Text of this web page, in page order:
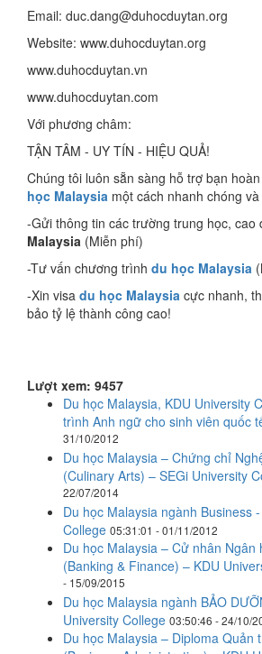
Email: duc.dang@duhocduytan.org
Website: www.duhocduytan.org
www.duhocduytan.vn
www.duhocduytan.com
Với phương châm:
TẬN TÂM - UY TÍN - HIỆU QUẢ!
Chúng tôi luôn sẵn sàng hỗ trợ bạn
học Malaysia một cách nhanh chóng
-Gửi thông tin các trường trung học, cao
Malaysia (Miễn phí)
-Tư vấn chương trình du học Malaysia
-Xin visa du học Malaysia cực nhanh,
bảo tỷ lệ thành công cao!
Lượt xem: 9457
Du học Malaysia, KDU University
trình Anh ngữ cho sinh viên quốc
31/10/2012
Du học Malaysia – Chứng chỉ
(Culinary Arts) – SEGi University
22/07/2014
Du học Malaysia ngành Business
College 05:31:01 - 01/11/2012
Du học Malaysia – Cử nhân Ngân
(Banking & Finance) – KDU
- 15/09/2015
Du học Malaysia ngành BẢO
University College 03:50:46 - 24/10/
Du học Malaysia – Diploma Quản